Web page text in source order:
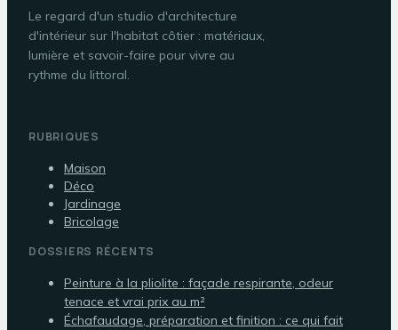
Le regard d'un studio d'architecture
d'intérieur sur l'habitat côtier : matériaux,
lumière et savoir-faire pour vivre au
rythme du littoral.
RUBRIQUES
Maison
Déco
Jardinage
Bricolage
DOSSIERS RÉCENTS
Peinture à la pliolite : façade respirante, odeur
tenace et vrai prix au m²
Échafaudage, préparation et finition : ce qui fait